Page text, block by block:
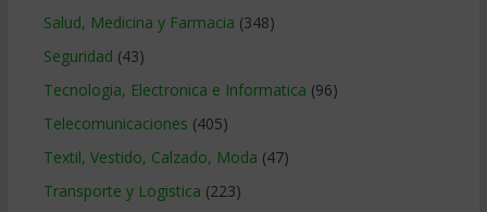
Salud, Medicina y Farmacia (348)
Seguridad (43)
Tecnologia, Electronica e Informatica (96)
Telecomunicaciones (405)
Textil, Vestido, Calzado, Moda (47)
Transporte y Logistica (223)